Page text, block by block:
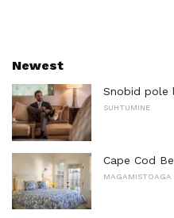
Newest
Snobid pole
SUHTUMINE
Cape Cod
MAGAMISTOAGA